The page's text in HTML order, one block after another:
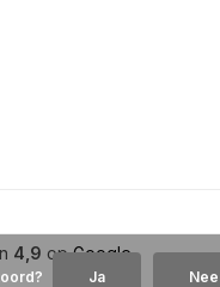
4,9 opGoogle
Ja Nee